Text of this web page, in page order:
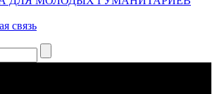
связь